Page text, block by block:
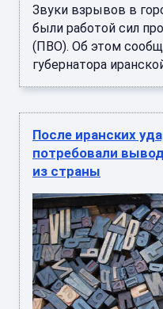
Звуки взрывов в
были работой сил
(ПВО). Об этом
губернатора
После иранских
потребовали
из страны